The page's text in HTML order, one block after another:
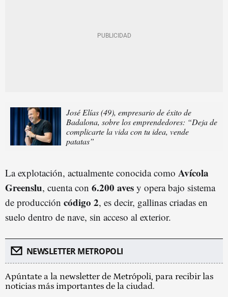
José Elías (49), empresario de éxito de
Badalona, sobre los emprendedores: “Deja de
complicarte la vida con tu idea, vende
patatas”
La explotación, actualmente conocida como Avícola
Greenslu, cuenta con 6.200 aves y opera bajo sistema
de producción código 2, es decir, gallinas criadas en
suelo dentro de nave, sin acceso al exterior.
NEWSLETTER METROPOLI
Apúntate a la newsletter de Metrópoli, para recibir las
noticias más importantes de la ciudad.